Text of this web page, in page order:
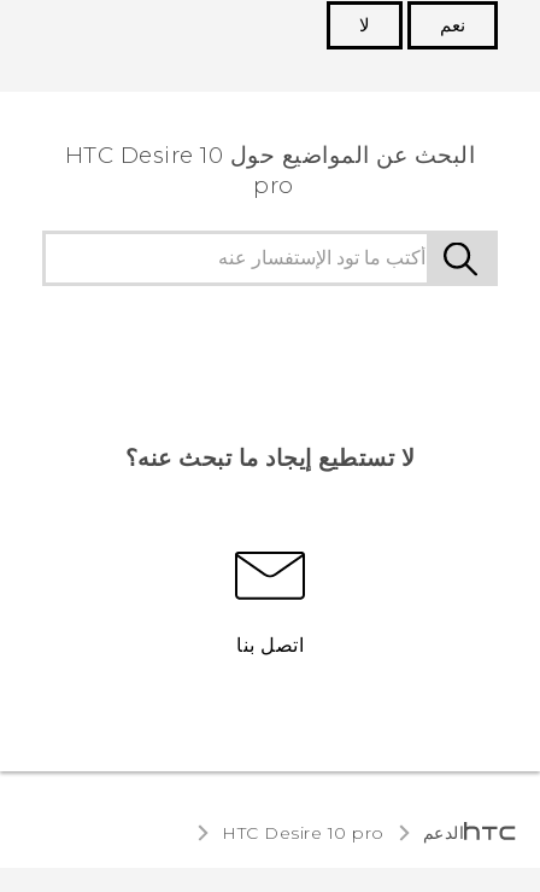
نعم
لا
البحث عن المواضيع حول HTC Desire 10
pro
لا تستطيع إيجاد ما تبحث عنه؟
اتصل بنا
الدعم HTC Desire 10 pro‎